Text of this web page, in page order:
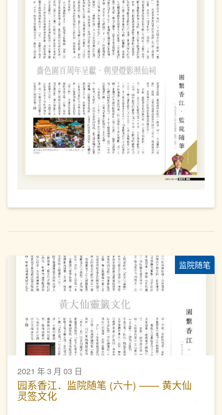
监院随笔
2021 年 3 月 03 日
园系香江．监院随笔 (六十) —— 黄大仙
灵签文化